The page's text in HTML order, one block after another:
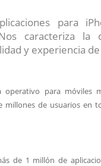
para
caracteriza la
y experiencia
operativo para móviles
millones de usuarios en
de 1 millón de